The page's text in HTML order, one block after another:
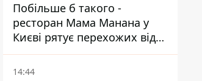
Побільше б такого -
ресторан Мама Манана у
Києві рятує перехожих від
спеки
14:44